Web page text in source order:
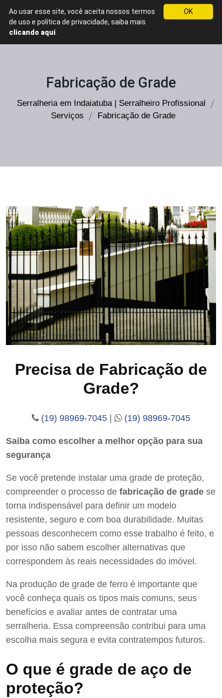
WhatsApp
Serralheria
em
Fabricação de Grade
Serralheria em Indaiatuba | Serralheiro Profissional
Serviços
Fabricação de Grade
Precisa de Fabricação de
Grade?
(19) 98969-7045 | (19) 98969-7045
Saiba como escolher a melhor opção para sua
segurança
Se você pretende instalar uma grade de proteção,
compreender o processo de fabricação de grade se
torna indispensável para definir um modelo
resistente, seguro e com boa durabilidade. Muitas
pessoas desconhecem como esse trabalho é feito, e
por isso não sabem escolher alternativas que
correspondem às reais necessidades do imóvel.
Na produção de grade de ferro é importante que
você conheça quais os tipos mais comuns, seus
benefícios e avaliar antes de contratar uma
serralheria. Essa compreensão contribui para uma
escolha mais segura e evita contratempos futuros.
O que é grade de aço de
proteção?
OK
Ao usar esse site, você aceita nossos termos
de uso e política de privacidade, saiba mais
clicando aqui